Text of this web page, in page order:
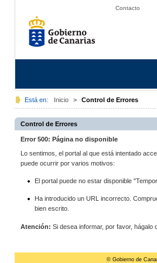
Contacto
Está en: Inicio > Control de Errores
Control de Errores
Error 500: Página no disponible
Lo sentimos, el portal al que está intentado
puede ocurrir por varios motivos:
El portal puede no estar disponible
Ha introducido un URL incorrecto.
bien escrito.
Atención: Si desea informar, por favor, hágalo
© Gobierno de